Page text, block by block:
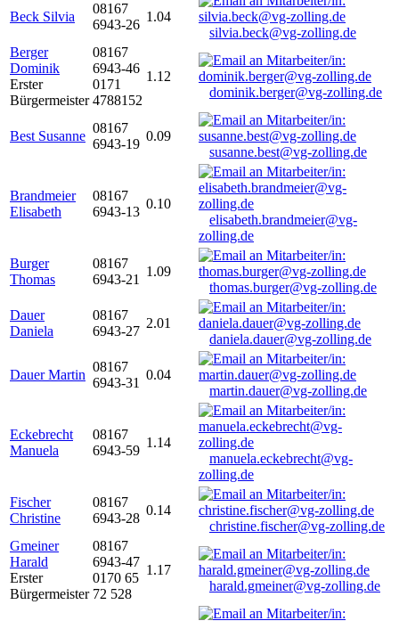
Beck Silvia
08167
6943-26
1.04
silvia.beck@vg-zolling.de
Berger
Dominik
Erster
Bürgermeister
08167
6943-46
0171
4788152
1.12
dominik.berger@vg-zolling.de
Best Susanne
08167
6943-19
0.09
susanne.best@vg-zolling.de
Brandmeier
Elisabeth
08167
6943-13
0.10
elisabeth.brandmeier@vg-
zolling.de
Burger
Thomas
08167
6943-21
1.09
thomas.burger@vg-zolling.de
Dauer
Daniela
08167
6943-27
2.01
daniela.dauer@vg-zolling.de
Dauer Martin
08167
6943-31
0.04
martin.dauer@vg-zolling.de
Eckebrecht
Manuela
08167
6943-59
1.14
manuela.eckebrecht@vg-
zolling.de
Fischer
Christine
08167
6943-28
0.14
christine.fischer@vg-zolling.de
Gmeiner
Harald
Erster
Bürgermeister
08167
6943-47
0170 65
72 528
1.17
harald.gmeiner@vg-zolling.de